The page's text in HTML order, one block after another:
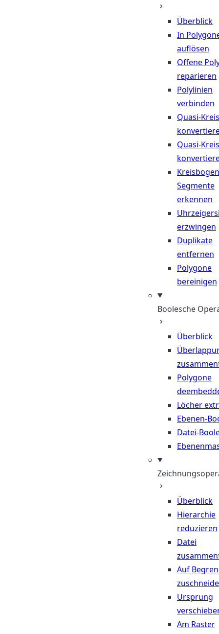
Überblick
In
auflösen
Offene
reparieren
Polylinien
verbinden
Quasi-
Quasi-
Segmente
erkennen
erzwingen
Duplikate
entfernen
Polygone
bereinigen
Boolesche
Überblick
Polygone
Löcher
Ebenen-
Datei-
Überblick
Hierarchie
reduzieren
Datei
Auf
Ursprung
Am Raster